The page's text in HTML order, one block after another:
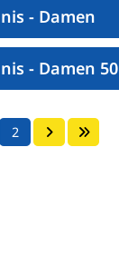
- Damen
- Damen 50
2